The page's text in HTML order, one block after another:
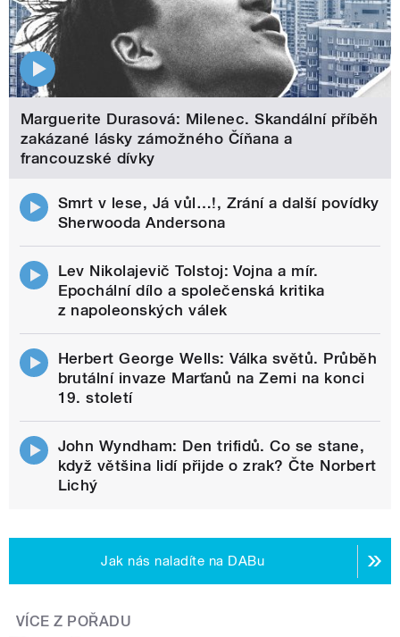
Marguerite Durasová: Milenec. Skandální příběh
zakázané lásky zámožného Číňana a
francouzské dívky
Smrt v lese, Já vůl…!, Zrání a další povídky
Sherwooda Andersona
Lev Nikolajevič Tolstoj: Vojna a mír.
Epochální dílo a společenská kritika
z napoleonských válek
Herbert George Wells: Válka světů. Průběh
brutální invaze Marťanů na Zemi na konci
19. století
John Wyndham: Den trifidů. Co se stane,
když většina lidí přijde o zrak? Čte Norbert
Lichý
Jak nás naladíte na DABu
VÍCE Z POŘADU